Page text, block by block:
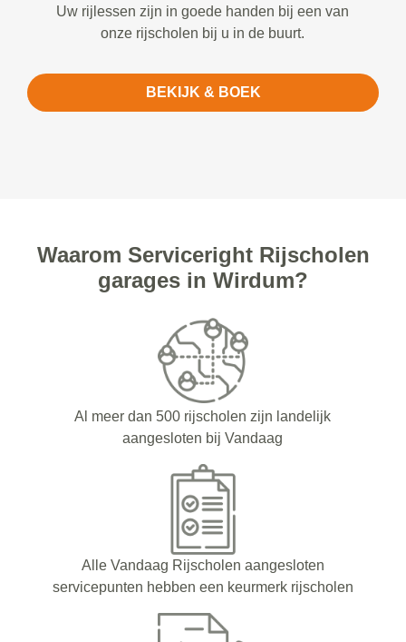
Uw rijlessen zijn in goede handen bij een van
onze rijscholen bij u in de buurt.
BEKIJK & BOEK
Waarom Serviceright Rijscholen
garages in Wirdum?
Al meer dan 500 rijscholen zijn landelijk
aangesloten bij Vandaag
Alle Vandaag Rijscholen aangesloten
servicepunten hebben een keurmerk rijscholen